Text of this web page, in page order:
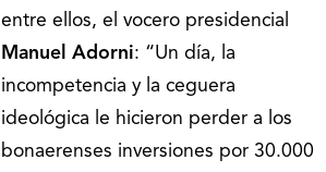
entre ellos, el vocero presidencial
Manuel Adorni: “Un día, la
incompetencia y la ceguera
ideológica le hicieron perder a los
bonaerenses inversiones por 30.000